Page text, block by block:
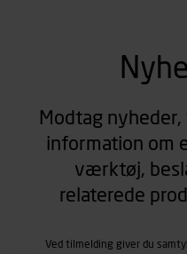
Modtag
information om
værktøj,
relaterede
Ved tilmelding giver du